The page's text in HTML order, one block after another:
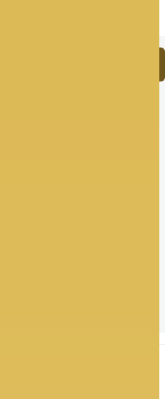
ΓΙΑΝΝΟΥΛΗ-
GamosPortal.gr